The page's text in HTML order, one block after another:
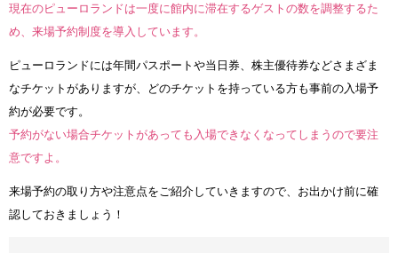
現在のピューロランドは一度に館内に滞在するゲストの数を調整するた
め、来場予約制度を導入しています。
ピューロランドには年間パスポートや当日券、株主優待券などさまざま
なチケットがありますが、どのチケットを持っている方も事前の入場予
約が必要です。
予約がない場合チケットがあっても入場できなくなってしまうので要注
意ですよ。
来場予約の取り方や注意点をご紹介していきますので、お出かけ前に確
認しておきましょう！